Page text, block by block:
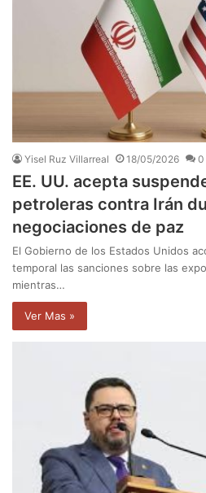
Yisel Ruz Villarreal 18/05/2026 0
EE. UU. acepta
petroleras contra Irán
negociaciones de paz
El Gobierno de los Estados Unidos
temporal las sanciones sobre las
mientras…
Ver Mas »